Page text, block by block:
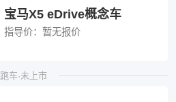
宝马X5 eDrive概念车
指导价： 暂无报价
跑车·未上市